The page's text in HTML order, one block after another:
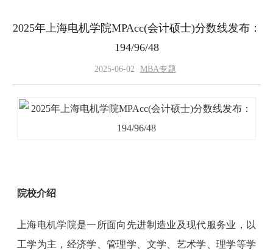
2025年上海电机学院MPAcc(会计硕士)分数线发布：
194/96/48
2025-06-02 MBA专题
院校介绍
上海电机学院是一所面向先进制造业及现代服务业，以
工学为主，经济学、管理学、文学、艺术学、理学等学